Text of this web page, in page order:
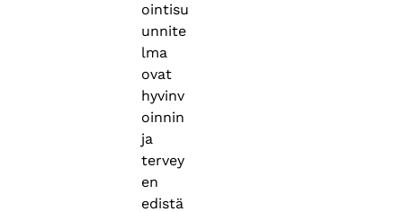
ointisu
unnite
lma
ovat
hyvinv
oinnin
ja
tervey
en
edistä